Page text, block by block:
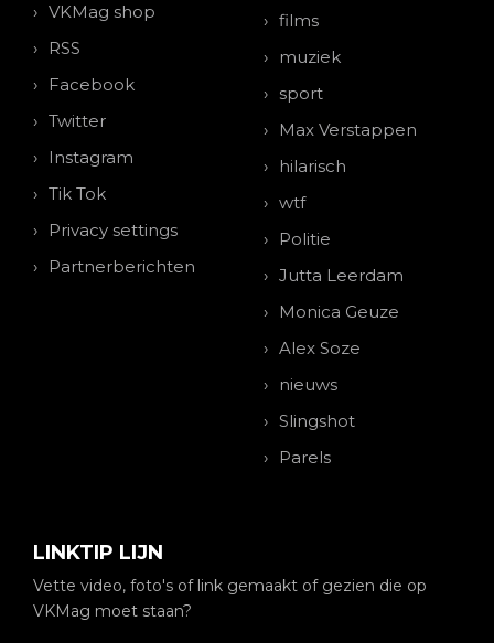
VKMag shop
RSS
Facebook
Twitter
Instagram
Tik Tok
Privacy settings
Partnerberichten
films
muziek
sport
Max Verstappen
hilarisch
wtf
Politie
Jutta Leerdam
Monica Geuze
Alex Soze
nieuws
Slingshot
Parels
LINKTIP LIJN
Vette video, foto's of link gemaakt of gezien die op
VKMag moet staan?